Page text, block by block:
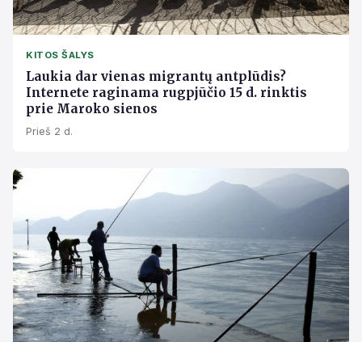
KITOS ŠALYS
Laukia dar vienas migrantų antplūdis?
Internete raginama rugpjūčio 15 d. rinktis
prie Maroko sienos
Prieš 2 d.